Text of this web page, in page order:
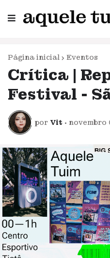
Página inicial Eventos
Crítica |
Festival -
por Vit • novembro